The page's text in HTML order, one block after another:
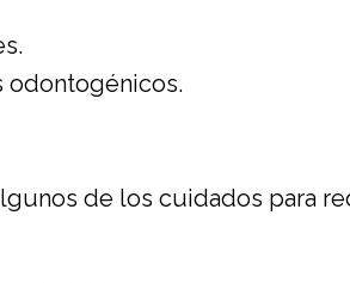
odontogénicos.
de los cuidados para